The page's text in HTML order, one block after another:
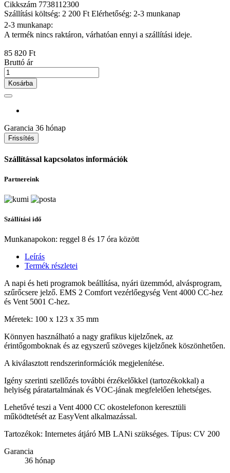
Cikkszám 7738112300
Szállítási költség: 2 200 FtElérhetőség: 2-3 munkanap
2-3 munkanap:
A termék nincs raktáron, várhatóan ennyi a szállítási ideje.
85 820 Ft
Bruttó ár
Kosárba
Garancia 36 hónap
Szállítással kapcsolatos információk
Partnereink
Szállítási idő
Munkanapokon: reggel 8 és 17 óra között
Leírás
Termék részletei
A napi és heti programok beállítása, nyári üzemmód, alvásprogram,
szűrőcsere jelző. EMS 2 Comfort vezérlőegység Vent 4000 CC-hez
és Vent 5001 C-hez.
Méretek: 100 x 123 x 35 mm
Könnyen használható a nagy grafikus kijelzőnek, az
érintőgomboknak és az egyszerű szöveges kijelzőnek köszönhetően.
A kiválasztott rendszerinformációk megjelenítése.
Igény szerinti szellőzés további érzékelőkkel (tartozékokkal) a
helyiség páratartalmának és VOC-jának megfelelően lehetséges.
Lehetővé teszi a Vent 4000 CC okostelefonon keresztüli
működtetését az EasyVent alkalmazással.
Tartozékok: Internetes átjáró MB LANi szükséges. Típus: CV 200
Garancia
36 hónap